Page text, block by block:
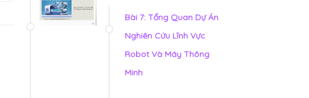
Bài 7: Tổng Quan Dự Án
Nghiên Cứu Lĩnh Vực
Robot Và Máy Thông
Minh